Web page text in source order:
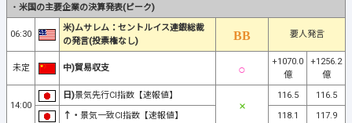
・ 米国の主要企業の決算発表(ピーク)
06:30
米)ムサレム：セントルイス連銀総裁
の発言(投票権なし)
要人発言
未定 中)貿易収支
+1070.0
億
+1256.2
億
14:00
日)景気先行CI指数【速報値】 116.5
116.5
↑・ 景気一致CI指数【速報値】 118.1 117.9